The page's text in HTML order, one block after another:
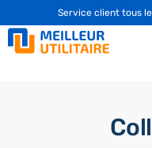
Service client tous☎️